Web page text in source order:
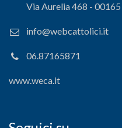
Via Aurelia 468 -
info@webcattolici.it
06.87165871
www.weca.it